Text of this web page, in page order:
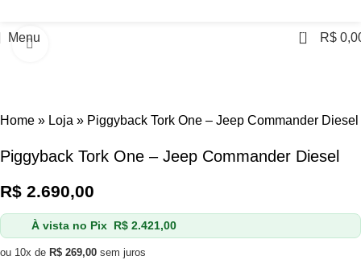
Menu 0 R$
Home » Loja » Piggyback Tork One – Jeep Commander Diesel
Piggyback Tork One – Jeep Commander Diesel
R$ 2.690,00
À vista no Pix R$2.421,00
ou 10x de R$ 269,00 sem juros